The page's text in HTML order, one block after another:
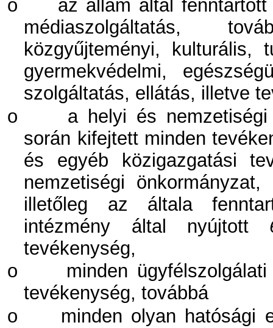
o
az állam által
médiaszolgáltatás,
közgyűjteményi, kulturális,
gyermekvédelmi,
szolgáltatás, ellátás, illetve
o
a helyi és
során kifejtett minden
és egyéb közigazgatási
nemzetiségi
illetőleg az általa
intézmény által nyújtott
tevékenység,
o
minden
tevékenység, továbbá
o
minden olyan hatósági